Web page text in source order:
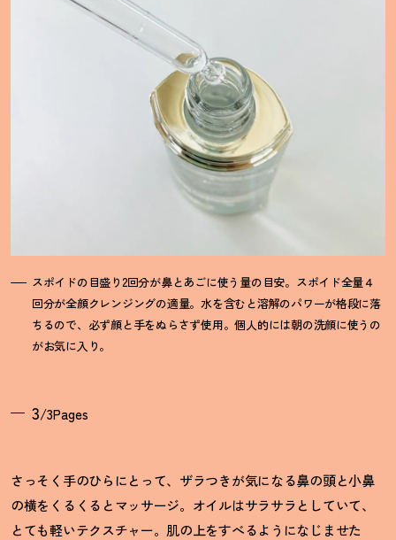
スポイドの目盛り2回分が鼻とあごに使う量の目安。スポイド全量４
回分が全顔クレンジングの適量。水を含むと溶解のパワーが格段に落
ちるので、必ず顔と手をぬらさず使用。個人的には朝の洗顔に使うの
がお気に入り。
3/3Pages
さっそく手のひらにとって、ザラつきが気になる鼻の頭と小鼻
の横をくるくるとマッサージ。オイルはサラサラとしていて、
とても軽いテクスチャー。肌の上をすべるようになじませた